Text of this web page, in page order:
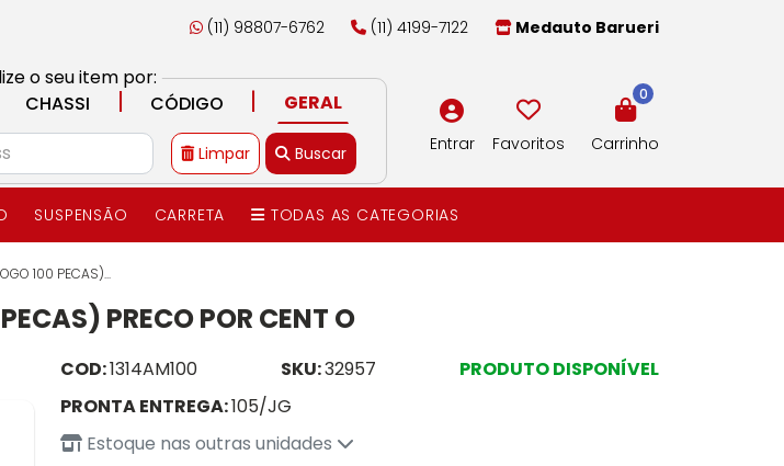
(11) 98807-6762 (11) 4199-7122 Medauto Barueri
o seu item por:
CHASSI | CÓDIGO | GERAL
Limpar Buscar Entrar Favoritos
0
Carrinho
SUSPENSÃO CARRETA TODAS AS CATEGORIAS
100 PECAS)...
PRECO POR CENT O
COD:1314AM100 SKU:32957
PRODUTO DISPONÍVEL
PRONTA ENTREGA:105/JG
Estoque nas outras unidades